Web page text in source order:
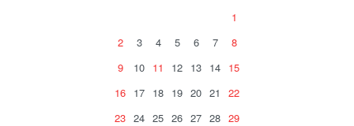
1
2
3 4 5 6 7
8
9
10 11 12 13 14 15
16 17 18 19 20 21
22
23 24 25 26 27 28 29